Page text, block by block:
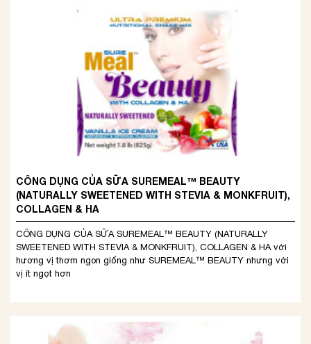
CÔNG DỤNG CỦA SỮA SUREMEAL™ BEAUTY
(NATURALLY SWEETENED WITH STEVIA & MONKFRUIT),
COLLAGEN & HA
CÔNG DỤNG CỦA SỮA SUREMEAL™ BEAUTY (NATURALLY
SWEETENED WITH STEVIA & MONKFRUIT), COLLAGEN & HA với
hương vị thơm ngon giống như SUREMEAL™ BEAUTY nhưng với
vị ít ngọt hơn